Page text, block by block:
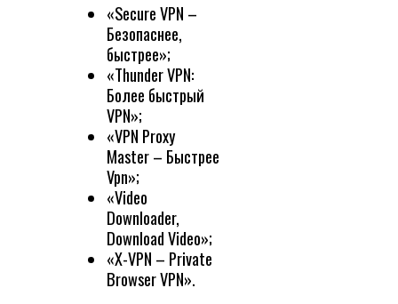
«Secure VPN –
Безопаснее,
быстрее»;
«Thunder VPN:
Более быстрый
VPN»;
«VPN Proxy
Master – Быстрее
Vpn»;
«Video
Downloader,
Download Video»;
«X-VPN – Private
Browser VPN».